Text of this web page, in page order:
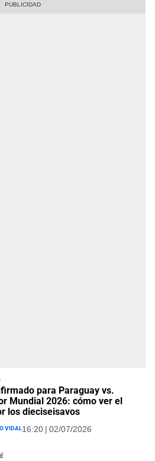
para Paraguay vs.
Mundial 2026: cómo ver el
los dieciseisavos
Vidal16:20 | 02/07/2026